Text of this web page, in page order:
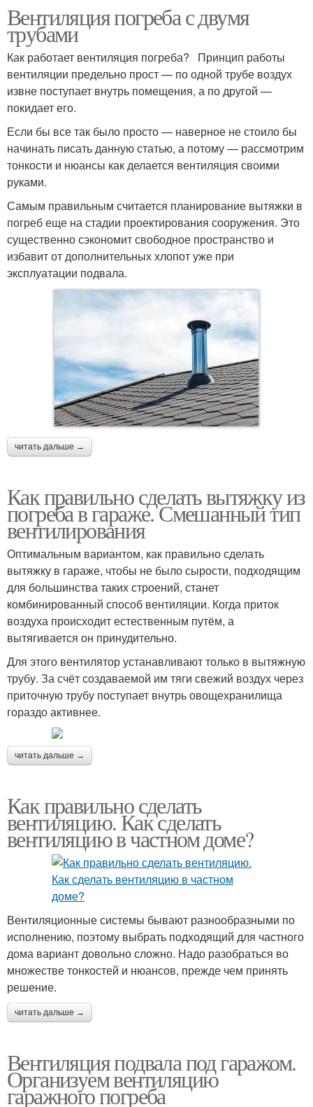
Вентиляция погреба с двумя
трубами
Как работает вентиляция погреба? Принцип работы
вентиляции предельно прост — по одной трубе воздух
извне поступает внутрь помещения, а по другой —
покидает его.
Если бы все так было просто — наверное не стоило бы
начинать писать данную статью, а потому — рассмотрим
тонкости и нюансы как делается вентиляция своими
руками.
Самым правильным считается планирование вытяжки в
погреб еще на стадии проектирования сооружения. Это
существенно сэкономит свободное пространство и
избавит от дополнительных хлопот уже при
эксплуатации подвала.
читать дальше →
Как правильно сделать вытяжку из
погреба в гараже. Смешанный тип
вентилирования
Оптимальным вариантом, как правильно сделать
вытяжку в гараже, чтобы не было сырости, подходящим
для большинства таких строений, станет
комбинированный способ вентиляции. Когда приток
воздуха происходит естественным путём, а
вытягивается он принудительно.
Для этого вентилятор устанавливают только в вытяжную
трубу. За счёт создаваемой им тяги свежий воздух через
приточную трубу поступает внутрь овощехранилища
гораздо активнее.
читать дальше →
Как правильно сделать
вентиляцию. Как сделать
вентиляцию в частном доме?
Вентиляционные системы бывают разнообразными по
исполнению, поэтому выбрать подходящий для частного
дома вариант довольно сложно. Надо разобраться во
множестве тонкостей и нюансов, прежде чем принять
решение.
читать дальше →
Вентиляция подвала под гаражом.
Организуем вентиляцию
гаражного погреба